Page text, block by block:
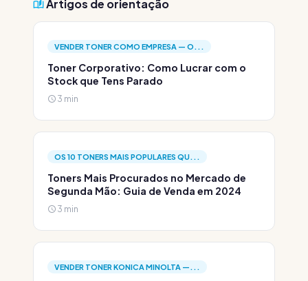
Artigos de orientação
VENDER TONER COMO EMPRESA — O...
Toner Corporativo: Como Lucrar com o
Stock que Tens Parado
3 min
OS 10 TONERS MAIS POPULARES QU...
Toners Mais Procurados no Mercado de
Segunda Mão: Guia de Venda em 2024
3 min
VENDER TONER KONICA MINOLTA —...